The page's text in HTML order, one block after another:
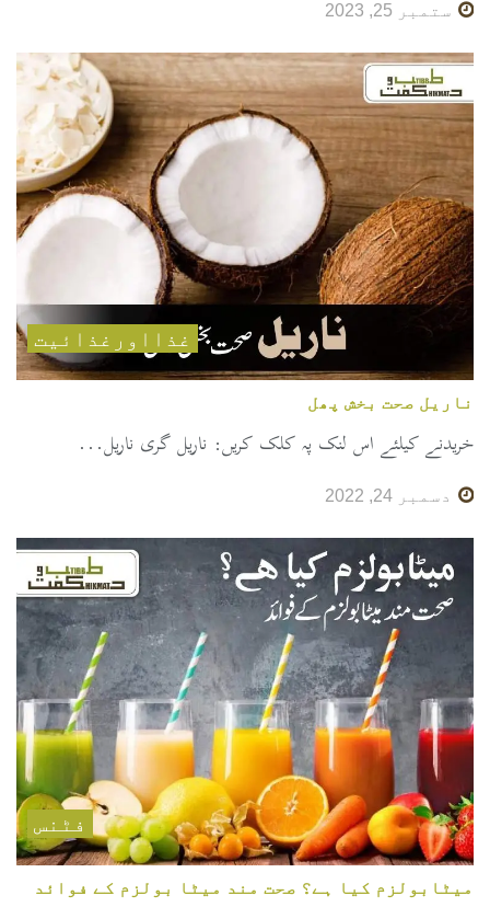
ستمبر 25, 2023
غذااورغذائیت
ناریل صحت بخش پھل
خریدنے کیلئے اس لنک پہ کلک کریں: ناریل گری ناریل...
دسمبر 24, 2022
فٹنس
میٹابولزم کیا ہے؟ صحت مند میٹا بولزم کے فوائد